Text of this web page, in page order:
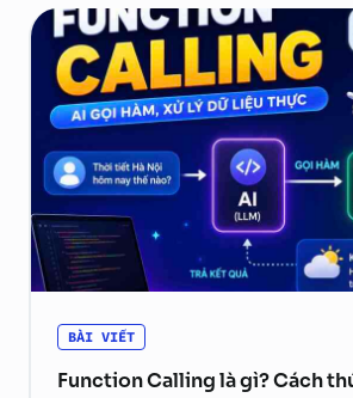
BÀI VIẾT
Function Calling là gì? Cách